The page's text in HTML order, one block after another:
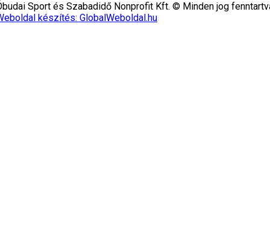
Sport és Szabadidő Nonprofit Kft. © Minden jog
készítés: GlobalWeboldal.hu